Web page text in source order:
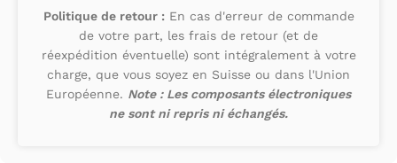
Politique de retour : En cas d'erreur de commande
de votre part, les frais de retour (et de
réexpédition éventuelle) sont intégralement à votre
charge, que vous soyez en Suisse ou dans l'Union
Européenne. Note : Les composants électroniques
ne sont ni repris ni échangés.